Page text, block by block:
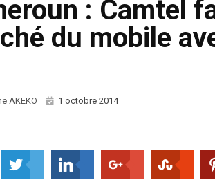
: Camtel
du mobile
AKEKO 1 octobre 2014